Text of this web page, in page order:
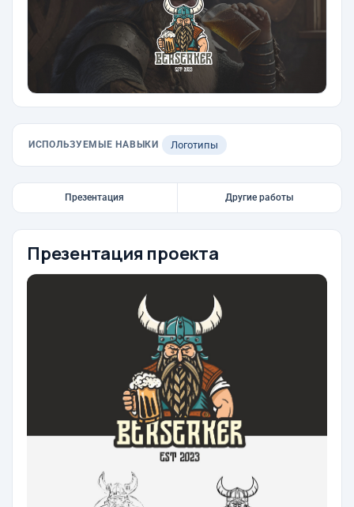
ИСПОЛЬЗУЕМЫЕ НАВЫКИ Логотипы
Презентация Другие работы
Презентация проекта